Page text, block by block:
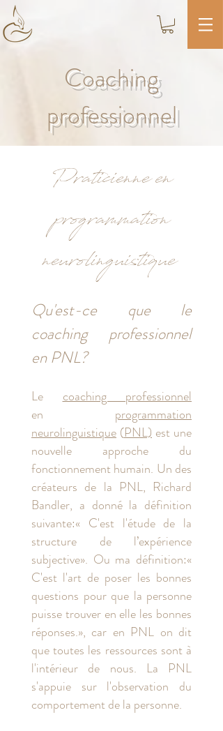
Coaching
professionnel
Praticienne en
programmation
neurolinguistique
Qu'est-ce que le
coaching professionnel
en PNL?
Le coaching professionnel
en programmation
neurolinguistique (PNL) est une
nouvelle approche du
fonctionnement humain. Un des
créateurs de la PNL, Richard
Bandler, a donné la définition
suivante:« C'est l'étude de la
structure de l’expérience
subjective». Ou ma définition:«
C'est l'art de poser les bonnes
questions pour que la personne
puisse trouver en elle les bonnes
réponses.», car en PNL on dit
que toutes les ressources sont à
l'intérieur de nous. La PNL
s'appuie sur l'observation du
comportement de la personne.